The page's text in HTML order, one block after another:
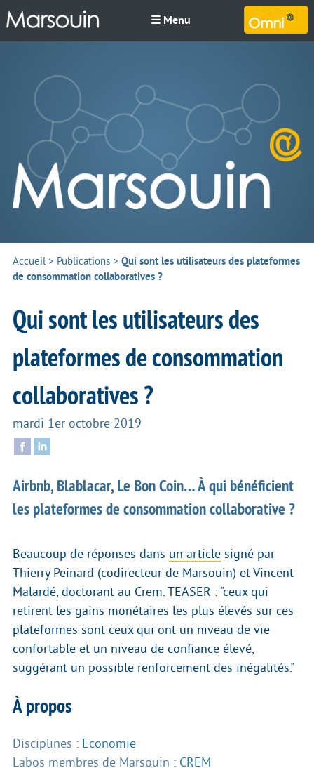
☰ Menu
Accueil> Publications > Qui sont les utilisateurs des plateformes
de consommation collaboratives ?
Qui sont les utilisateurs des
plateformes de consommation
collaboratives ?
mardi 1er octobre 2019
Airbnb, Blablacar, Le Bon Coin… À qui bénéficient
les plateformes de consommation collaborative ?
Beaucoup de réponses dans un article signé par
Thierry Peinard (codirecteur de Marsouin) et Vincent
Malardé, doctorant au Crem. TEASER : "ceux qui
retirent les gains monétaires les plus élevés sur ces
plateformes sont ceux qui ont un niveau de vie
confortable et un niveau de confiance élevé,
suggérant un possible renforcement des inégalités."
À propos
Disciplines : Economie
Labos membres de Marsouin : CREM